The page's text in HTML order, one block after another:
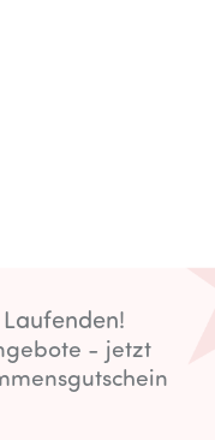
- jetzt